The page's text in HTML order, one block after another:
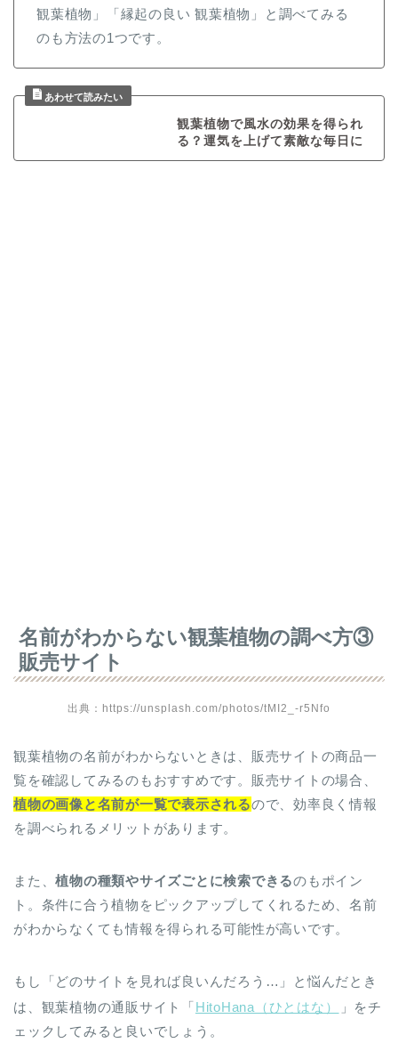
観葉植物」「縁起の良い 観葉植物」と調べてみる
のも方法の1つです。
観葉植物で風水の効果を得られ
る？運気を上げて素敵な毎日に
名前がわからない観葉植物の調べ方③
販売サイト
出典：https://unsplash.com/photos/tMI2_-r5Nfo
観葉植物の名前がわからないときは、販売サイトの商品一
覧を確認してみるのもおすすめです。販売サイトの場合、
植物の画像と名前が一覧で表示されるので、効率良く情報
を調べられるメリットがあります。
また、植物の種類やサイズごとに検索できるのもポイン
ト。条件に合う植物をピックアップしてくれるため、名前
がわからなくても情報を得られる可能性が高いです。
もし「どのサイトを見れば良いんだろう…」と悩んだとき
は、観葉植物の通販サイト「HitoHana（ひとはな）
」をチ
ェックしてみると良いでしょう。